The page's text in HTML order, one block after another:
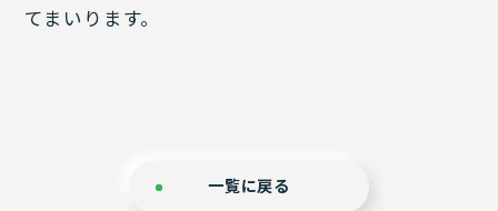
てまいります。
一覧に戻る